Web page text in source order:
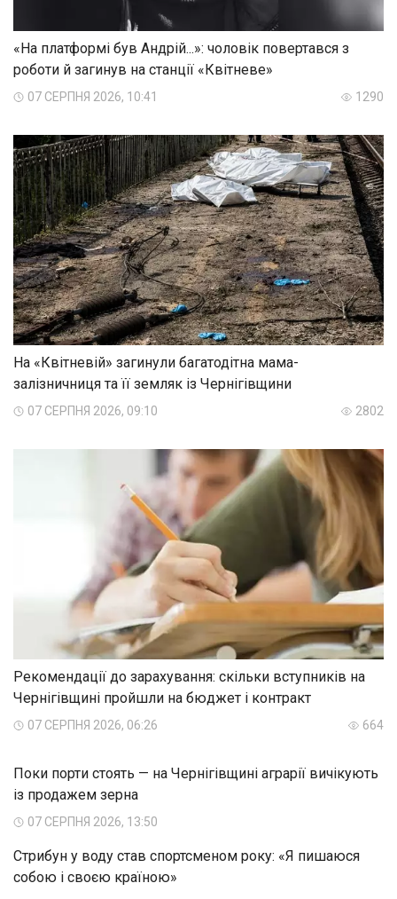
«На платформі був Андрій...»: чоловік повертався з
роботи й загинув на станції «Квітневе»
07 СЕРПНЯ 2026, 10:41 1290
На «Квітневій» загинули багатодітна мама-
залізничниця та її земляк із Чернігівщини
07 СЕРПНЯ 2026, 09:10 2802
Рекомендації до зарахування: скільки вступників на
Чернігівщині пройшли на бюджет і контракт
07 СЕРПНЯ 2026, 06:26 664
Поки порти стоять — на Чернігівщині аграрії вичікують
із продажем зерна
07 СЕРПНЯ 2026, 13:50
Стрибун у воду став спортсменом року: «Я пишаюся
собою і своєю країною»